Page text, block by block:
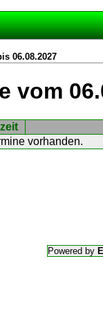
06.08.2027
vom
vorhanden.
Powered by